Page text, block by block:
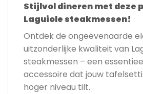
Stijlvol dineren met deze
Laguiole steakmessen!
Ontdek de ongeëvenaarde
uitzonderlijke kwaliteit van
steakmessen – een
accessoire dat jouw
hoger niveau tilt.